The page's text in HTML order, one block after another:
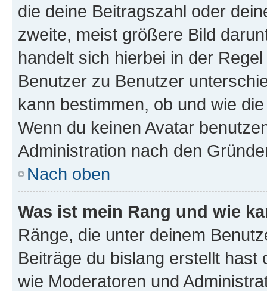
die deine Beitragszahl oder
zweite, meist größere Bild
handelt sich hierbei in der
Benutzer zu Benutzer
kann bestimmen, ob und wie
Wenn du keinen Avatar
Administration nach den
Nach oben
Was ist mein Rang und wie
Ränge, die unter deinem
Beiträge du bislang erstellt
wie Moderatoren und